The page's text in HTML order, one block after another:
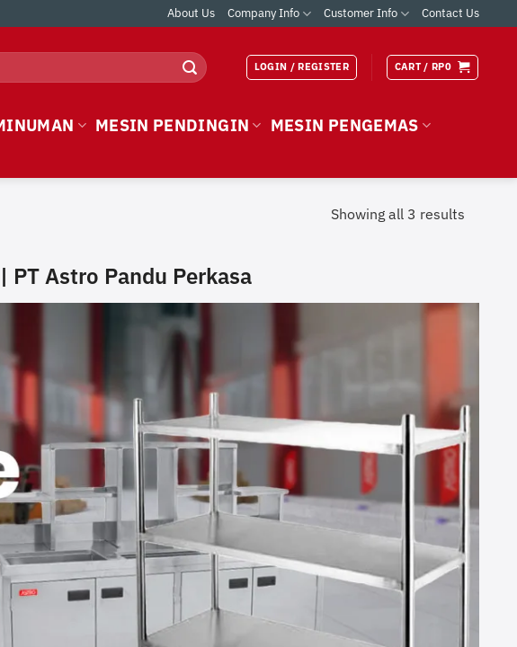
About Us Company Info Customer Info Contact Us
LOGIN / REGISTER CART / RP0
MESIN PENDINGIN
MESIN PENGEMAS
Showing all 3 results
PT Astro Pandu Perkasa